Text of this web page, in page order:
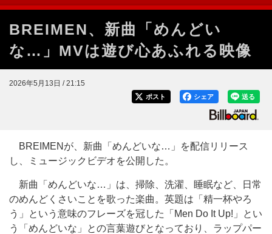
BREIMEN、新曲「めんどい
な…」MVは遊び心あふれる映像
2026年5月13日 / 21:15
送る
シェア
ポスト
BREIMENが、新曲「めんどいな…」を配信リリース
し、ミュージックビデオを公開した。
新曲「めんどいな…」は、掃除、洗濯、睡眠など、日常
のめんどくさいことを歌った楽曲。英題は「精一杯やろ
う」という意味のフレーズを冠した「Men Do It Up!」とい
う「めんどいな」との言葉遊びとなっており、ラップパー